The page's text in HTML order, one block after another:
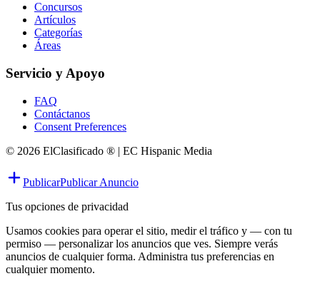
Concursos
Artículos
Categorías
Áreas
Servicio y Apoyo
FAQ
Contáctanos
Consent Preferences
© 2026 ElClasificado ® | EC Hispanic Media
PublicarPublicar Anuncio
Tus opciones de privacidad
Usamos cookies para operar el sitio, medir el tráfico y — con tu
permiso — personalizar los anuncios que ves. Siempre verás
anuncios de cualquier forma. Administra tus preferencias en
cualquier momento.